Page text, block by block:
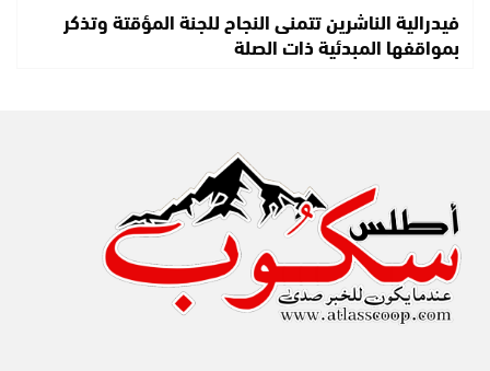
فيدرالية الناشرين تتمنى النجاح للجنة المؤقتة وتذكر
بمواقفها المبدئية ذات الصلة